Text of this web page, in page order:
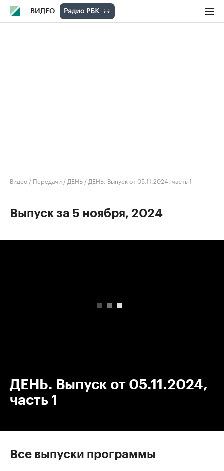
ВИДЕО
Видео / Передачи / ДЕНЬ / ДЕНЬ. Выпуск от 05.11.2024, часть 1
Выпуск за 5 ноября, 2024
ДЕНЬ. Выпуск от 05.11.2024,
часть 1
Все выпуски программы